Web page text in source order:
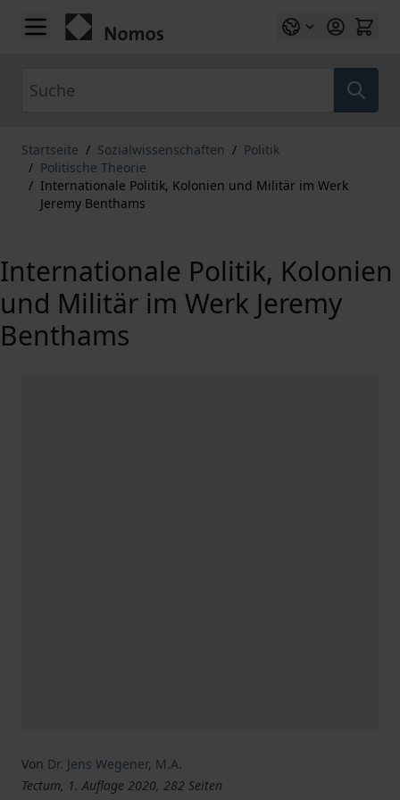
Zum Inhalt springen
Startseite / Sozialwissenschaften / Politik
/ Politische Theorie
/ Internationale Politik, Kolonien und Militär im Werk
Jeremy Benthams
Internationale Politik, Kolonien
und Militär im Werk Jeremy
Benthams
Von Dr. Jens Wegener, M.A.
Tectum, 1. Auflage 2020, 282 Seiten